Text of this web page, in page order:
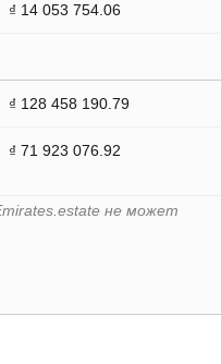
₫ 14 053 754.06
₫ 128 458 190.79
₫ 71 923 076.92
не может